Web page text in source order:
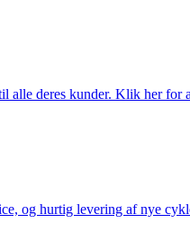
deres kunder. Klik her for
og hurtig levering af nye